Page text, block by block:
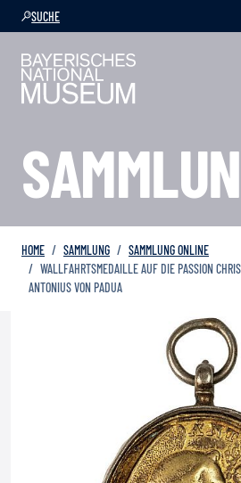
SUCHE
HOME SAMMLUNG
SAMMLUNG ONLINE
WALLFAHRTSMEDAILLE AUF DIE PASSION
ANTONIUS VON PADUA